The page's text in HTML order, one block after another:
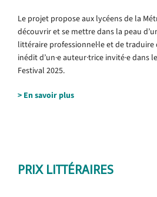
Le projet propose aux lycéens de la
découvrir et se mettre dans la peau
littéraire professionnel·le et de
inédit d’un·e auteur·trice invité·e
Festival 2025.
> En savoir plus
PRIX LITTÉRAIRES